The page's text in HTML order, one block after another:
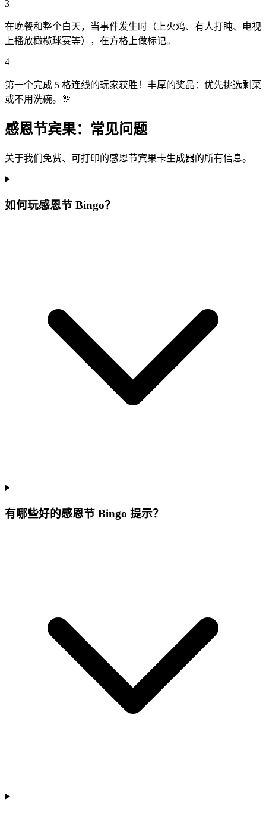
3
在晚餐和整个白天，当事件发生时（上火鸡、有人打盹、电视
上播放橄榄球赛等），在方格上做标记。
4
第一个完成 5 格连线的玩家获胜！丰厚的奖品：优先挑选剩菜
或不用洗碗。🦃
感恩节宾果：常见问题
关于我们免费、可打印的感恩节宾果卡生成器的所有信息。
如何玩感恩节 Bingo？
有哪些好的感恩节 Bingo 提示？